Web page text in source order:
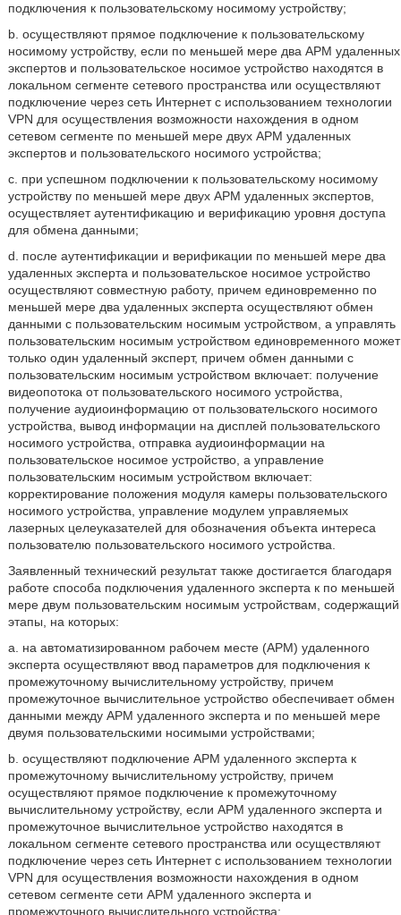
подключения к пользовательскому носимому устройству;
b. осуществляют прямое подключение к пользовательскому
носимому устройству, если по меньшей мере два АРМ удаленных
экспертов и пользовательское носимое устройство находятся в
локальном сегменте сетевого пространства или осуществляют
подключение через сеть Интернет с использованием технологии
VPN для осуществления возможности нахождения в одном
сетевом сегменте по меньшей мере двух АРМ удаленных
экспертов и пользовательского носимого устройства;
c. при успешном подключении к пользовательскому носимому
устройству по меньшей мере двух АРМ удаленных экспертов,
осуществляет аутентификацию и верификацию уровня доступа
для обмена данными;
d. после аутентификации и верификации по меньшей мере два
удаленных эксперта и пользовательское носимое устройство
осуществляют совместную работу, причем единовременно по
меньшей мере два удаленных эксперта осуществляют обмен
данными с пользовательским носимым устройством, а управлять
пользовательским носимым устройством единовременного может
только один удаленный эксперт, причем обмен данными с
пользовательским носимым устройством включает: получение
видеопотока от пользовательского носимого устройства,
получение аудиоинформацию от пользовательского носимого
устройства, вывод информации на дисплей пользовательского
носимого устройства, отправка аудиоинформации на
пользовательское носимое устройство, а управление
пользовательским носимым устройством включает:
корректирование положения модуля камеры пользовательского
носимого устройства, управление модулем управляемых
лазерных целеуказателей для обозначения объекта интереса
пользователю пользовательского носимого устройства.
Заявленный технический результат также достигается благодаря
работе способа подключения удаленного эксперта к по меньшей
мере двум пользовательским носимым устройствам, содержащий
этапы, на которых:
a. на автоматизированном рабочем месте (АРМ) удаленного
эксперта осуществляют ввод параметров для подключения к
промежуточному вычислительному устройству, причем
промежуточное вычислительное устройство обеспечивает обмен
данными между АРМ удаленного эксперта и по меньшей мере
двумя пользовательскими носимыми устройствами;
b. осуществляют подключение АРМ удаленного эксперта к
промежуточному вычислительному устройству, причем
осуществляют прямое подключение к промежуточному
вычислительному устройству, если АРМ удаленного эксперта и
промежуточное вычислительное устройство находятся в
локальном сегменте сетевого пространства или осуществляют
подключение через сеть Интернет с использованием технологии
VPN для осуществления возможности нахождения в одном
сетевом сегменте сети АРМ удаленного эксперта и
промежуточного вычислительного устройства;